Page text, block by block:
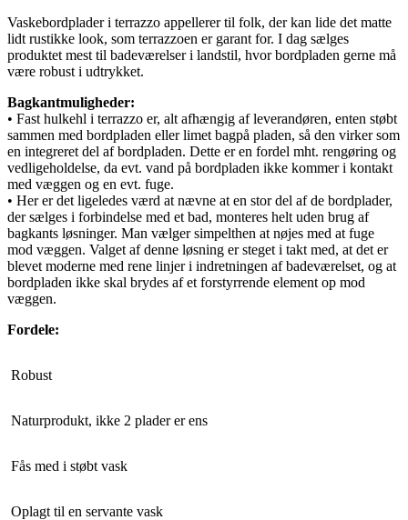
Vaskebordplader i terrazzo appellerer til folk, der kan lide det matte
lidt rustikke look, som terrazzoen er garant for. I dag sælges
produktet mest til badeværelser i landstil, hvor bordpladen gerne må
være robust i udtrykket.
Bagkantmuligheder:
• Fast hulkehl i terrazzo er, alt afhængig af leverandøren, enten støbt
sammen med bordpladen eller limet bagpå pladen, så den virker som
en integreret del af bordpladen. Dette er en fordel mht. rengøring og
vedligeholdelse, da evt. vand på bordpladen ikke kommer i kontakt
med væggen og en evt. fuge.
• Her er det ligeledes værd at nævne at en stor del af de bordplader,
der sælges i forbindelse med et bad, monteres helt uden brug af
bagkants løsninger. Man vælger simpelthen at nøjes med at fuge
mod væggen. Valget af denne løsning er steget i takt med, at det er
blevet moderne med rene linjer i indretningen af badeværelset, og at
bordpladen ikke skal brydes af et forstyrrende element op mod
væggen.
Fordele:
Robust
Naturprodukt, ikke 2 plader er ens
Fås med i støbt vask
Oplagt til en servante vask